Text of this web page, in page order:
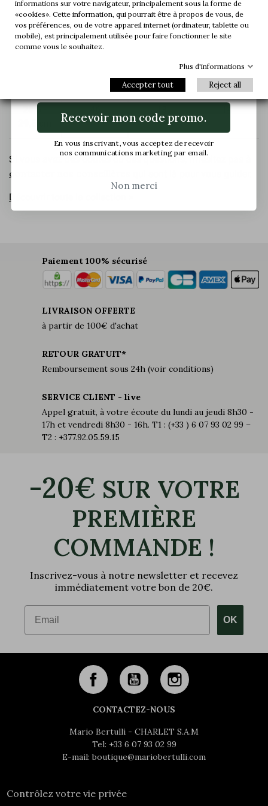
27,1 -
28,0 cm
44 11 12
13
28,6 -
14
Si vous avez des doutes ou des questions, n'hésitez pas à
contacter nos conseillères
Découvrir toute la collection >
Paiement 100% sécurisé
LIVRAISON OFFERTE
à partir de 100€ d'achat
RETOUR GRATUIT*
Remboursement sous 24h (voir conditions)
SERVICE CLIENT - live
Appel gratuit, à votre écoute du lundi au jeudi 8h30 -
17h et vendredi 8h30 - 16h. T1 : (+33 ) 6 07 93 02 99 –
T2 : +377.92.05.59.15
-20€ SUR VOTRE
PREMIÈRE
COMMANDE !
Inscrivez-vous à notre newsletter et recevez
immédiatement votre bon de 20€.
Email
OK
CONTACTEZ-NOUS
Mario Bertulli - CHARLET S.A.M
Tel: +33 6 07 93 02 99
E-mail: boutique@mariobertulli.com
Contrôlez votre vie privée
informations sur votre navigateur, principalement sous la forme de
«cookies». Cette information, qui pourrait être à propos de vous, de
vos préférences, ou de votre appareil internet (ordinateur, tablette ou
mobile), est principalement utilisée pour faire fonctionner le site
comme vous le souhaitez.
Plus d'informations
Accepter tout Reject all
Rejoignez-nous et accédez en avant-
première à nos offres exclusives et à nos
dernières nouveautés.
Recevoir mon code promo.
En vous inscrivant, vous acceptez de recevoir
nos communications marketing par email.
Non merci